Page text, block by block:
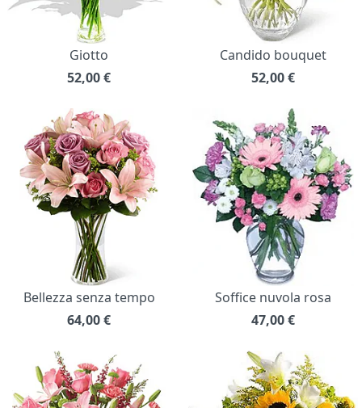
Giotto
52,00€
Candido bouquet
52,00€
Bellezza senza tempo
64,00€
Soffice nuvola rosa
47,00€